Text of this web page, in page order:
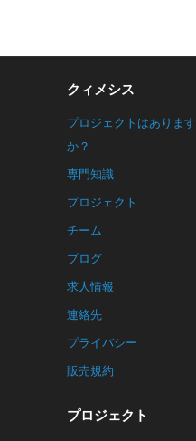
クィメシス
プロジェクトはあります
か？
専門知識
プロジェクト
チーム
ブログ
求人情報
連絡先
プライバシー
販売規約
プロジェクト